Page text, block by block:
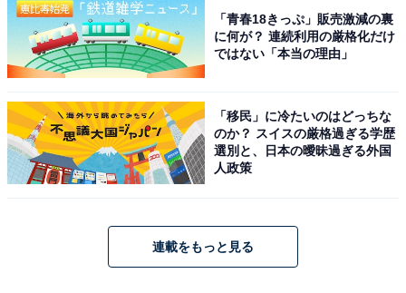
1
「青春18きっぷ」販売激減の裏
に何が？ 連続利用の厳格化だけ
ではない「本当の理由」
「移民」に冷たいのはどっちな
のか？ スイスの厳格過ぎる学歴
選別と、日本の曖昧過ぎる外国
人政策
連載をもっと見る